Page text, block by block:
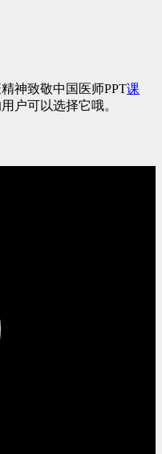
神致敬中国医师PPT课
户可以选择它哦。